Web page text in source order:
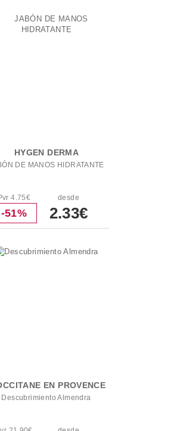
HYGEN DERMA
DE MANOS HIDRATANTE
4.75€
-51%
desde
2.33€
EN PROVENCE
Descubrimiento Almendra